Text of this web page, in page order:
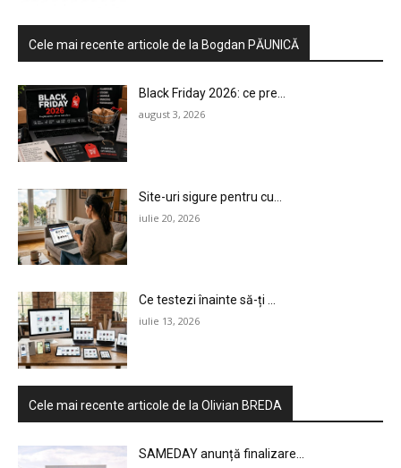
HOMEPAGE
NEWS
E-COMMERCE
EVENIMENTE
Cele mai recente articole de la Bogdan PĂUNICĂ
Black Friday 2026: ce pre...
august 3, 2026
Site-uri sigure pentru cu...
iulie 20, 2026
Ce testezi înainte să-ți ...
iulie 13, 2026
Cele mai recente articole de la Olivian BREDA
SAMEDAY anunță finalizare...